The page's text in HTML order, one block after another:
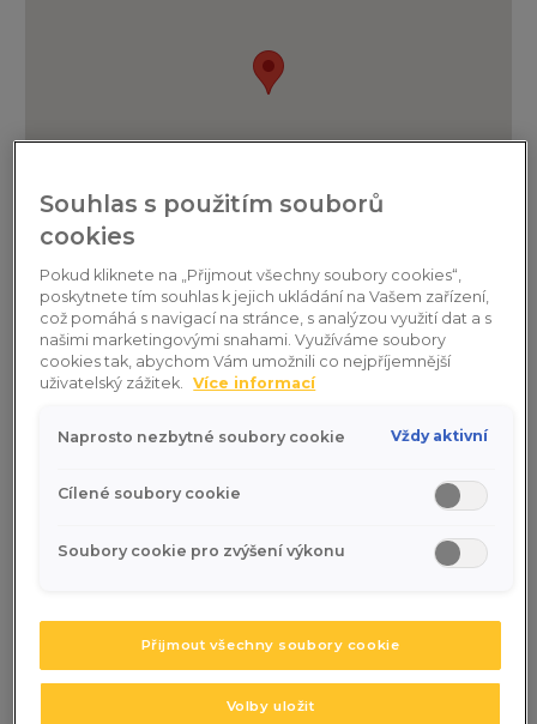
Náš tým
PRODEJ NÁHRADNÍ DÍLY
Volkswagen
Vedoucí prodeje nových vozů
Souhlas s použitím souborů
cookies
Pokud kliknete na „Přijmout všechny soubory cookies“,
poskytnete tím souhlas k jejich ukládání na Vašem zařízení,
což pomáhá s navigací na stránce, s analýzou využití dat a s
našimi marketingovými snahami. Využíváme soubory
cookies tak, abychom Vám umožnili co nejpříjemnější
uživatelský zážitek.
Více informací
Naprosto nezbytné soubory cookie Vždy aktivní
Cílené soubory cookie
Soubory cookie pro zvýšení výkonu
Přijmout všechny soubory cookie
Volby uložit